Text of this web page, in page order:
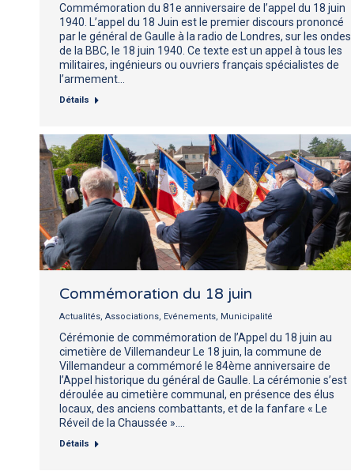
Commémoration du 81e anniversaire de l’appel du 18 juin
1940. L’appel du 18 Juin est le premier discours prononcé
par le général de Gaulle à la radio de Londres, sur les ondes
de la BBC, le 18 juin 1940. Ce texte est un appel à tous les
militaires, ingénieurs ou ouvriers français spécialistes de
l’armement…
Détails
Commémoration du 18 juin
Actualités Associations Evénements Municipalité
Cérémonie de commémoration de l’Appel du 18 juin au
cimetière de Villemandeur Le 18 juin, la commune de
Villemandeur a commémoré le 84ème anniversaire de
l’Appel historique du général de Gaulle. La cérémonie s’est
déroulée au cimetière communal, en présence des élus
locaux, des anciens combattants, et de la fanfare « Le
Réveil de la Chaussée ».…
Détails